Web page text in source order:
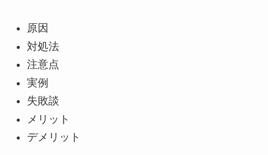
原因
対処法
注意点
実例
失敗談
メリット
デメリット